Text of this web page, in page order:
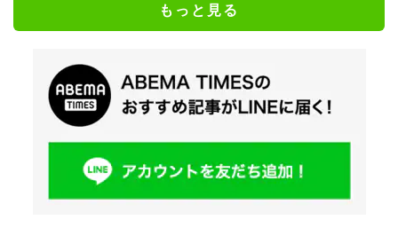
もっと見る